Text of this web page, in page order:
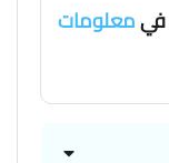
معلومات